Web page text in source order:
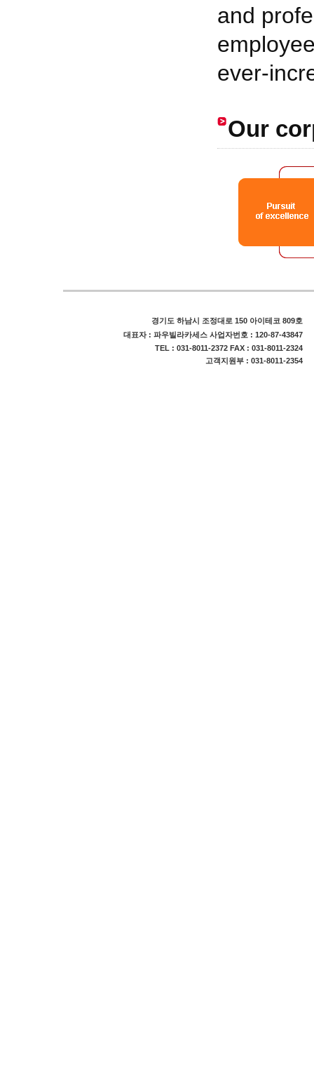
and
ever-
Our
경기도 하남시 조정대로 150 아이테코 809호
대표자 : 파우빌라카세스 사업자번호 : 120-87-43847
TEL : 031-8011-2372 FAX : 031-8011-2324
고객지원부 : 031-8011-2354